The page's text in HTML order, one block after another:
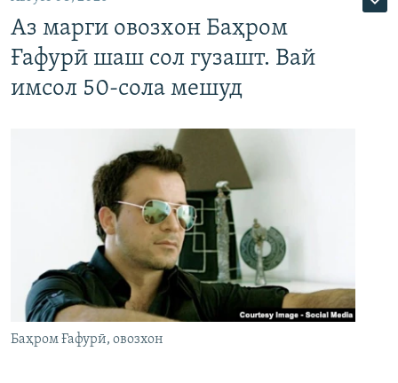
Аз марги овозхон Баҳром
Ғафурӣ шаш сол гузашт. Вай
имсол 50-сола мешуд
Баҳром Ғафурӣ, овозхон